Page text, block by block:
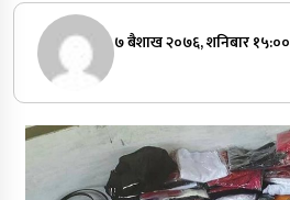
७ बैशाख २०७६, शनिबार १५:००